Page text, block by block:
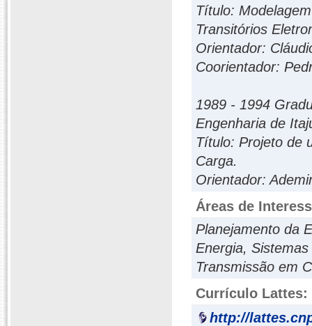
Título:
Transitórios
Orientador:
Coorientador:
1989 - 1994
Engenharia de
Título: Projeto de
Carga.
Orientador:
Áreas de
Planejamento da
Energia,
Transmissão em
Currículo Lattes:
http://